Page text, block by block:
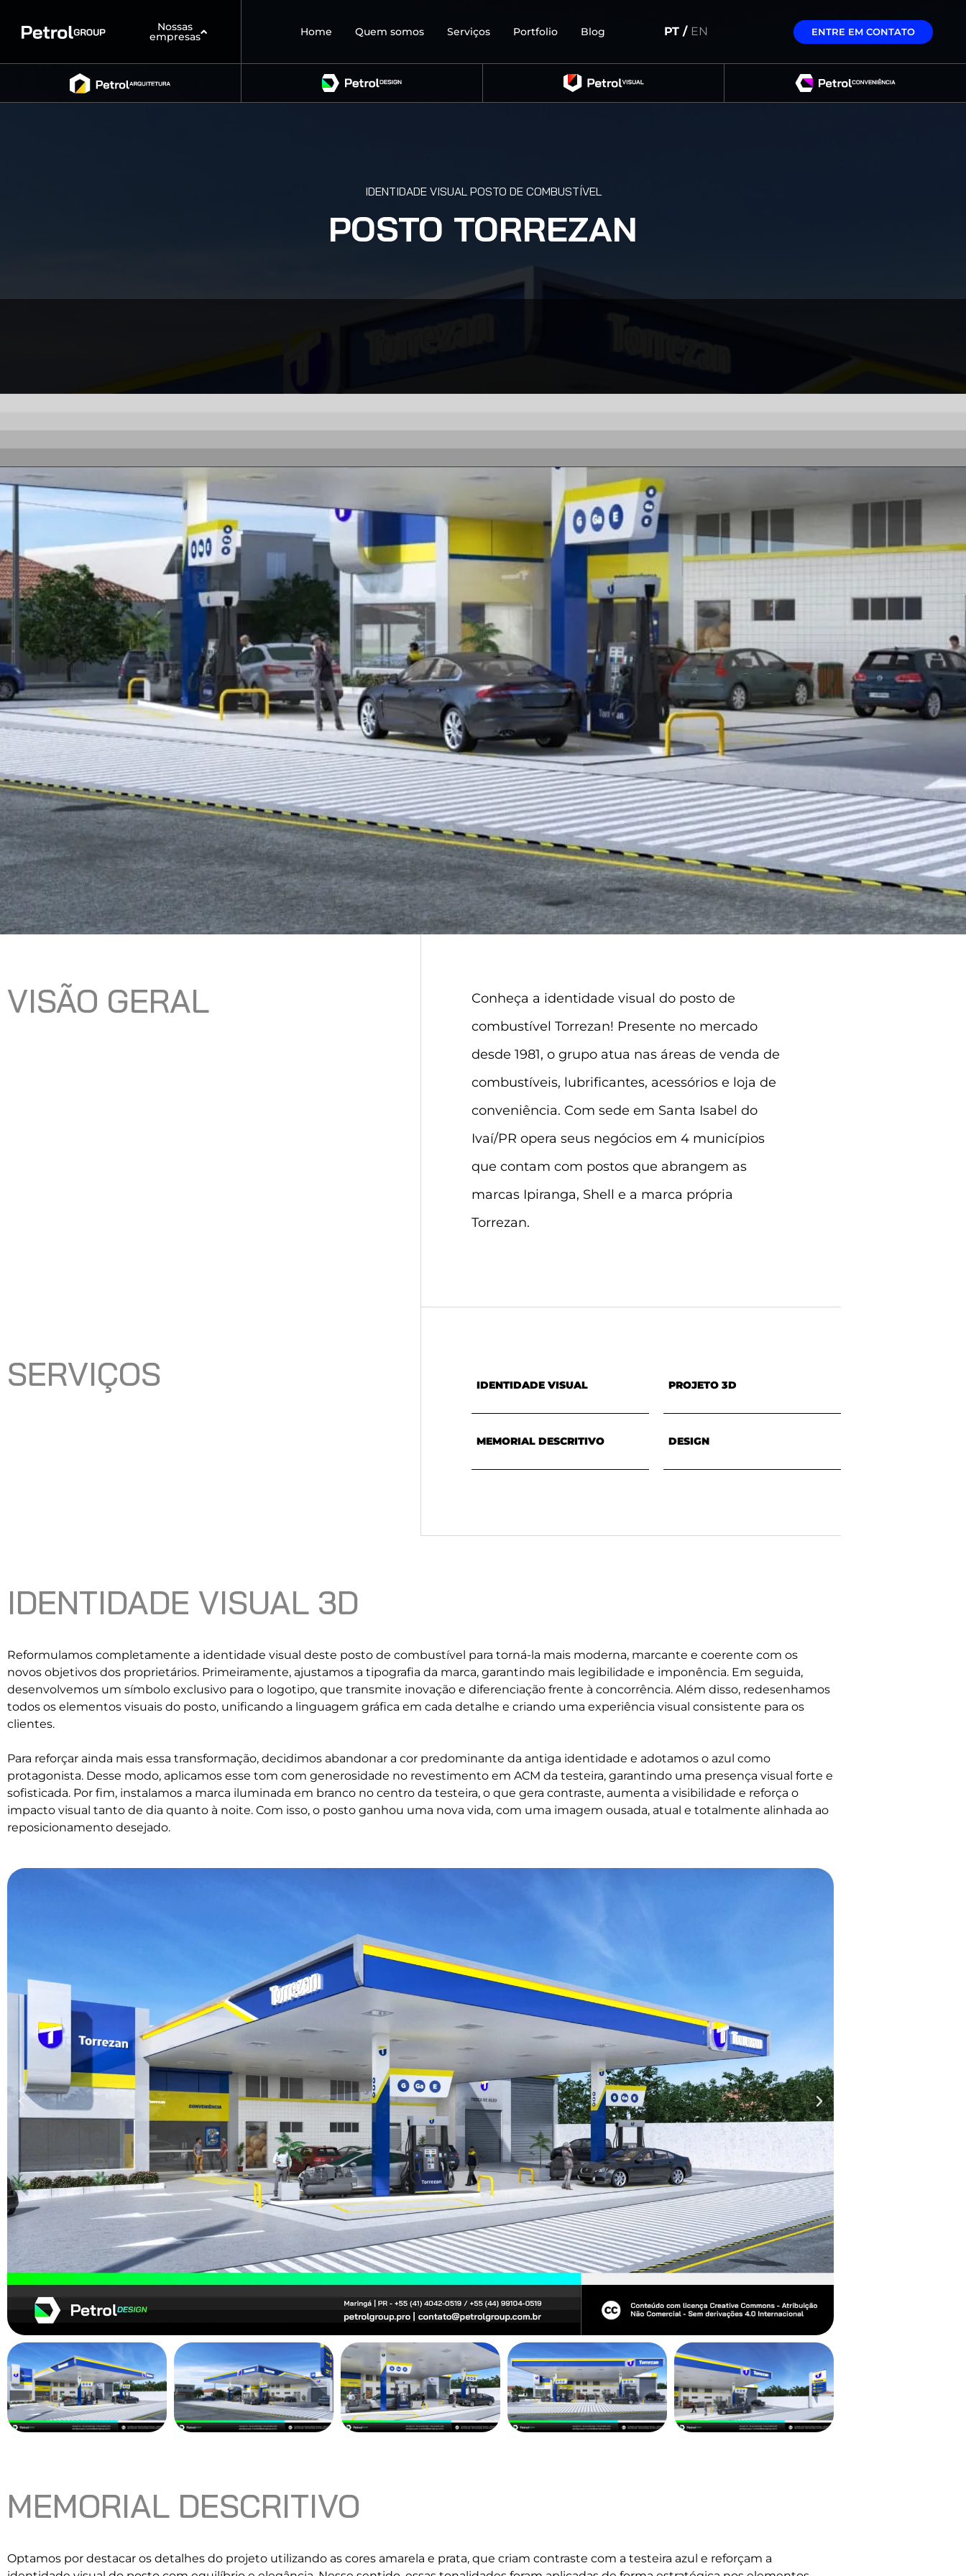
Nossas
empresas Home Quem somos Serviços Portfolio Blog PT / EN ENTRE EM CONTATO
IDENTIDADE VISUAL POSTO DE COMBUSTÍVEL
POSTO TORREZAN
VISÃO GERAL
Conheça a identidade visual do posto de
combustível Torrezan! Presente no mercado
desde 1981, o grupo atua nas áreas de venda de
combustíveis, lubrificantes, acessórios e loja de
conveniência. Com sede em Santa Isabel do
Ivaí/PR opera seus negócios em 4 municípios
que contam com postos que abrangem as
marcas Ipiranga, Shell e a marca própria
Torrezan.
SERVIÇOS IDENTIDADE VISUAL PROJETO 3D
MEMORIAL DESCRITIVO DESIGN
IDENTIDADE VISUAL 3D
Reformulamos completamente a identidade visual deste posto de combustível para torná-la mais moderna, marcante e coerente com os
novos objetivos dos proprietários. Primeiramente, ajustamos a tipografia da marca, garantindo mais legibilidade e imponência. Em seguida,
desenvolvemos um símbolo exclusivo para o logotipo, que transmite inovação e diferenciação frente à concorrência. Além disso, redesenhamos
todos os elementos visuais do posto, unificando a linguagem gráfica em cada detalhe e criando uma experiência visual consistente para os
clientes.
Para reforçar ainda mais essa transformação, decidimos abandonar a cor predominante da antiga identidade e adotamos o azul como
protagonista. Desse modo, aplicamos esse tom com generosidade no revestimento em ACM da testeira, garantindo uma presença visual forte e
sofisticada. Por fim, instalamos a marca iluminada em branco no centro da testeira, o que gera contraste, aumenta a visibilidade e reforça o
impacto visual tanto de dia quanto à noite. Com isso, o posto ganhou uma nova vida, com uma imagem ousada, atual e totalmente alinhada ao
reposicionamento desejado.
MEMORIAL DESCRITIVO
Optamos por destacar os detalhes do projeto utilizando as cores amarela e prata, que criam contraste com a testeira azul e reforçam a